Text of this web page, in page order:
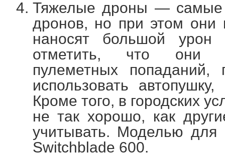
Тяжелые дроны — самые
дронов, но при этом они
наносят большой урон
отметить, что они
пулеметных попаданий,
использовать
Кроме того, в городских
не так хорошо, как
учитывать. Моделью для
Switchblade 600.